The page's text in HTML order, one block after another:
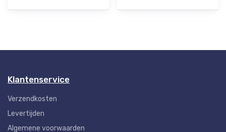
Klantenservice
Verzendkosten
Levertijden
Algemene voorwaarden